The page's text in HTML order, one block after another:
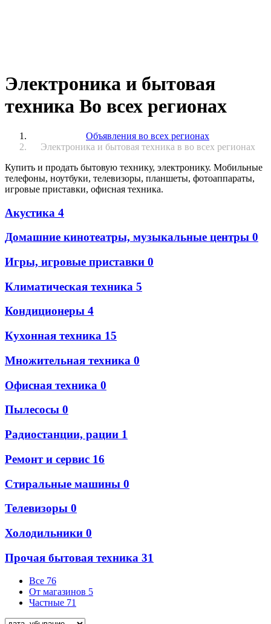
Электроника и бытовая
техника Во всех регионах
Объявления во всех регионах
Электроника и бытовая техника в во всех регионах
Купить и продать бытовую технику, электронику. Мобильные
телефоны, ноутбуки, телевизоры, планшеты, фотоаппараты,
игровые приставки, офисная техника.
Акустика 4
Домашние кинотеатры, музыкальные центры 0
Игры, игровые приставки 0
Климатическая техника 5
Кондиционеры 4
Кухонная техника 15
Множительная техника 0
Офисная техника 0
Пылесосы 0
Радиостанции, рации 1
Ремонт и сервис 16
Стиральные машины 0
Телевизоры 0
Холодильники 0
Прочая бытовая техника 31
Все 76
От магазинов 5
Частные 71